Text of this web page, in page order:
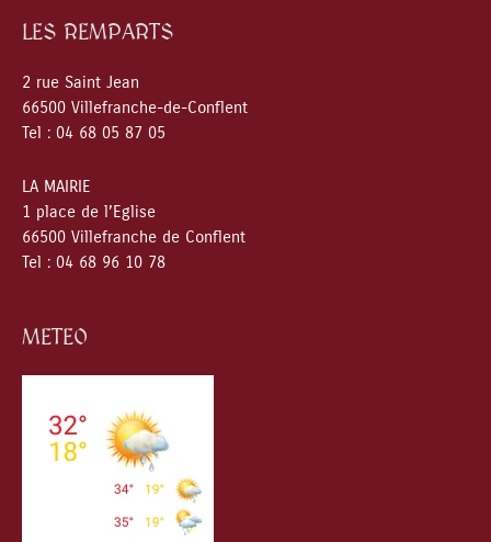
LES REMPARTS
2 rue Saint Jean
66500 Villefranche-de-Conflent
Tel : 04 68 05 87 05
LA MAIRIE
1 place de l’Eglise
66500 Villefranche de Conflent
Tel : 04 68 96 10 78
METEO